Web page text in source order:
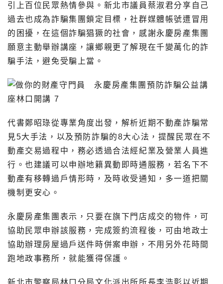
引上百位民眾熱情參與。新北市議員蔡淑君分享自己
過去也成為詐騙集團鎖定目標，社群媒體帳號遭冒用
的困擾，在這個詐騙猖獗的社會，感謝永慶房產集團
願意主動舉辦講座，讓鄉親更了解現在千變萬化的詐
騙手法，避免受騙上當。
代書鄭昭琭從專業角度出發，解析近期不動產詐騙常
見5大手法，以及預防詐騙的8大心法，提醒民眾在不
動產交易過程中，務必透過合法經紀業及營業人員進
行。也建議可以申辦地籍異動即時通服務，若名下不
動產有移轉過戶情形時，及時收受通知，多一道把關
機制更安心。
永慶房產集團表示，只要在旗下門店成交的物件，可
協助民眾申辦該服務，完成簽約流程後，可由地政士
協助辦理房屋過戶送件時併案申辦，不用另外花時間
跑地政事務所，就能獲得保護。
新北市警察局林口分局文化派出所所長李浩彰以近期